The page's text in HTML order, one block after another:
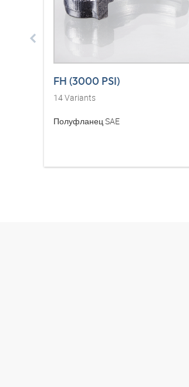
FH (3000 PSI)
14Variants
Полуфланец SAE